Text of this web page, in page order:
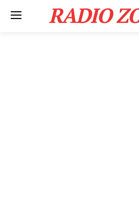
RADIO